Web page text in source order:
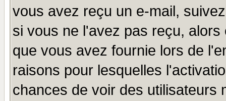
vous avez reçu un e-mail,
si vous ne l'avez pas reçu,
que vous avez fournie lors de
raisons pour lesquelles
chances de voir des utilisateurs